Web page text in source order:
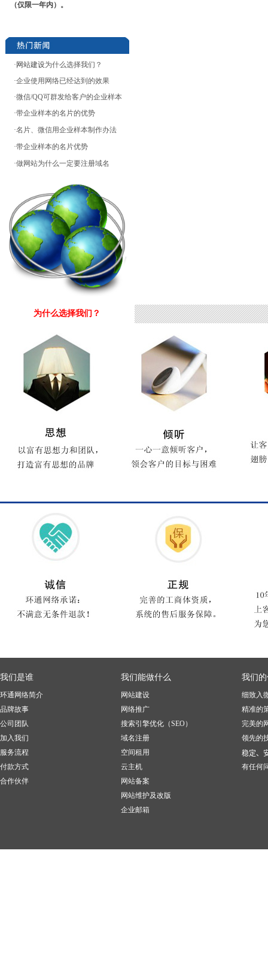
（仅限一年内）。
·网站建设为什么选择我们？
·企业使用网络已经达到的效果
·微信/QQ可群发给客户的企业样本
·带企业样本的名片的优势
·名片、微信用企业样本制作办法
·带企业样本的名片优势
·做网站为什么一定要注册域名
为什么选择我们？